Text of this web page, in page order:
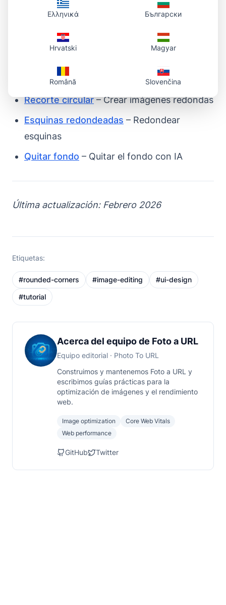
nosotros no almacenamos nada.
Herramientas relacionadas
Foto a URL– Convertir imagen en enlace
Recorte circular– Crear imágenes redondas
Esquinas redondeadas – Redondear
esquinas
Quitar fondo – Quitar el fondo con IA
Última actualización: Febrero 2026
Etiquetas:
#rounded-corners #image-editing #ui-design
#tutorial
Acerca del equipo de Foto a URL
Equipo editorial · Photo To URL
Construimos y mantenemos Foto a URL y
escribimos guías prácticas para la
optimización de imágenes y el rendimiento
web.
Image optimization
Core Web Vitals
Web performance
GitHub Twitter
Ελληνικά Български
Hrvatski Magyar
Română Slovenčina